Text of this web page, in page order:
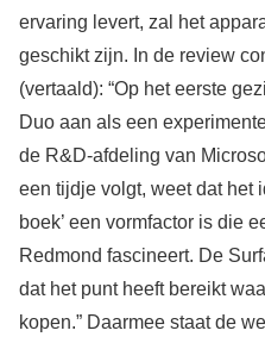
ervaring levert, zal het
geschikt zijn. In de review
(vertaald): “Op het eerste
Duo aan als een
de R&D-afdeling van
een tijdje volgt, weet dat het
boek’ een vormfactor is die
Redmond fascineert. De
dat het punt heeft bereikt
kopen.” Daarmee staat de